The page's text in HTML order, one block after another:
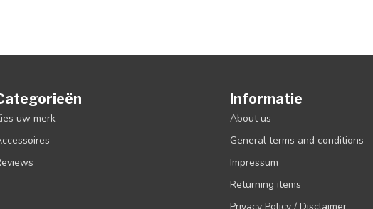
uw merk
Informatie
About us
General terms and conditions
Impressum
Returning items